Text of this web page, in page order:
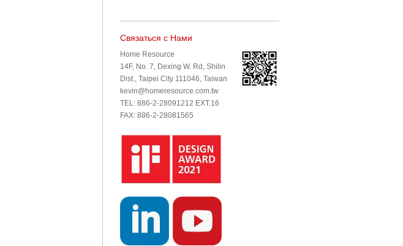
Связаться с Нами
Home Resource
14F, No. 7, Dexing W. Rd, Shilin
Dist., Taipei City 111046, Taiwan
kevin@homeresource.com.tw
TEL: 886-2-28091212 EXT.16
FAX: 886-2-28081565